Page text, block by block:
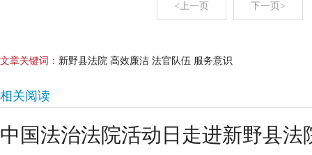
<上一页 下一页>
文章关键词： 新野县法院 高效廉洁 法官队伍 服务意识
相关阅读
中国法治法院活动日走进新野县法